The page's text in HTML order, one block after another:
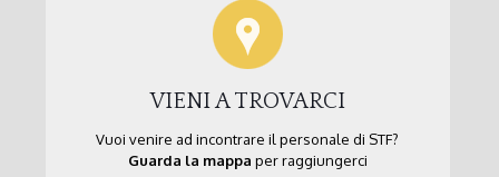
VIENI A TROVARCI
Vuoi venire ad incontrare il personale di STF?
Guarda la mappa per raggiungerci